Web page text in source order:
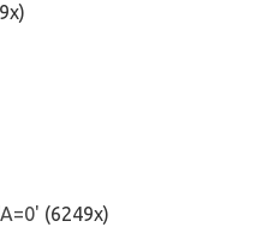
(6249x)